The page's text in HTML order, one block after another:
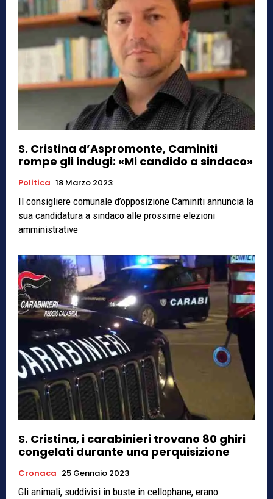
S. Cristina d’Aspromonte, Caminiti
rompe gli indugi: «Mi candido a sindaco»
Politica 18 Marzo 2023
Il consigliere comunale d’opposizione Caminiti annuncia la
sua candidatura a sindaco alle prossime elezioni
amministrative
S. Cristina, i carabinieri trovano 80 ghiri
congelati durante una perquisizione
Cronaca 25 Gennaio 2023
Gli animali, suddivisi in buste in cellophane, erano